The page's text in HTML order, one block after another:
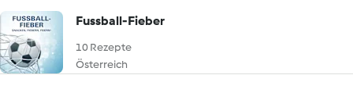
Fussball-Fieber
10 Rezepte
Österreich